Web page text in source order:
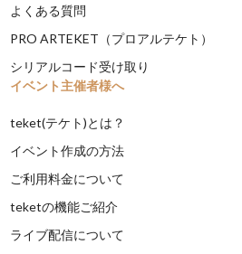
よくある質問
PRO ARTEKET（プロアルテケト）
シリアルコード受け取り
イベント主催者様へ
teket(テケト)とは？
イベント作成の方法
ご利用料金について
teketの機能ご紹介
ライブ配信について